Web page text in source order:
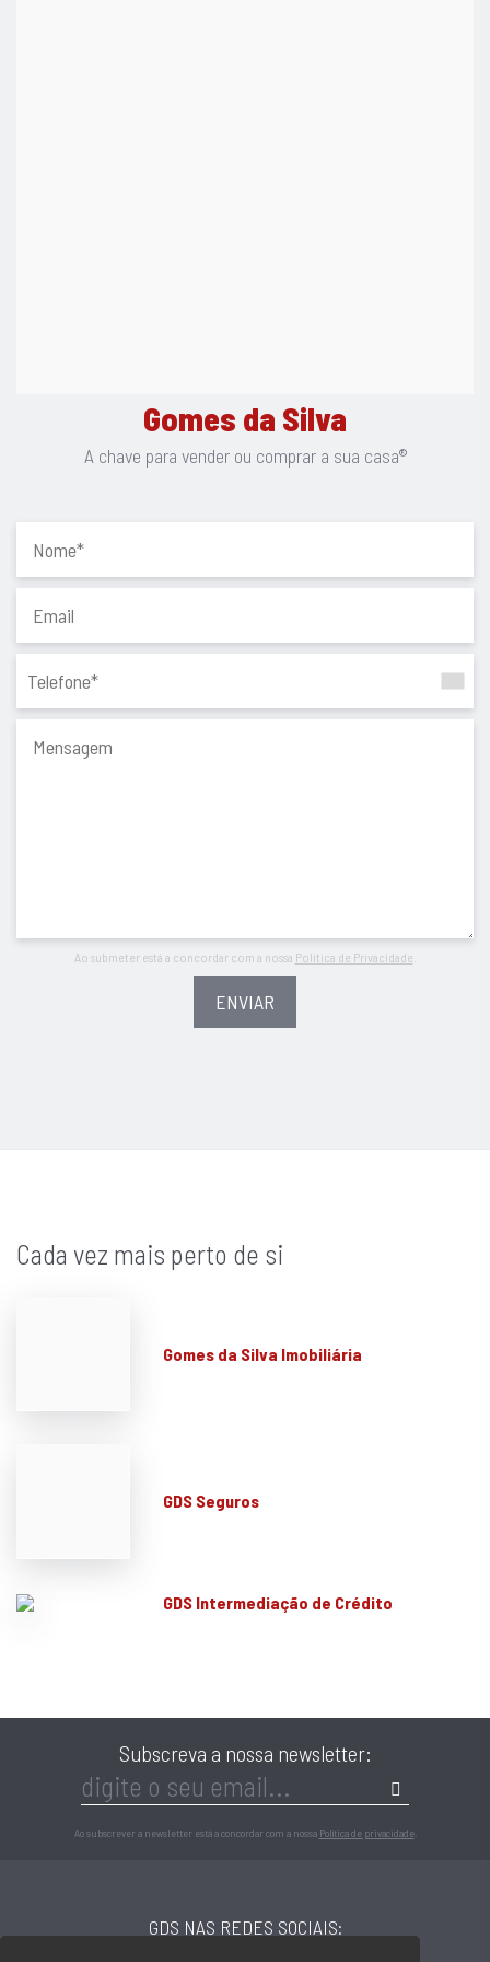
Gomes da Silva
A chave para vender ou comprar a sua casa®
Ao submeter está a concordar com a nossa Política de Privacidade
ENVIAR
Cada vez mais perto de si
Gomes da Silva Imobiliária
GDS Seguros
GDS Intermediação de Crédito
Subscreva a nossa newsletter:
Ao subscrever a newsletter está a concordar com a nossa Política de privacidade.
GDS NAS REDES SOCIAIS: